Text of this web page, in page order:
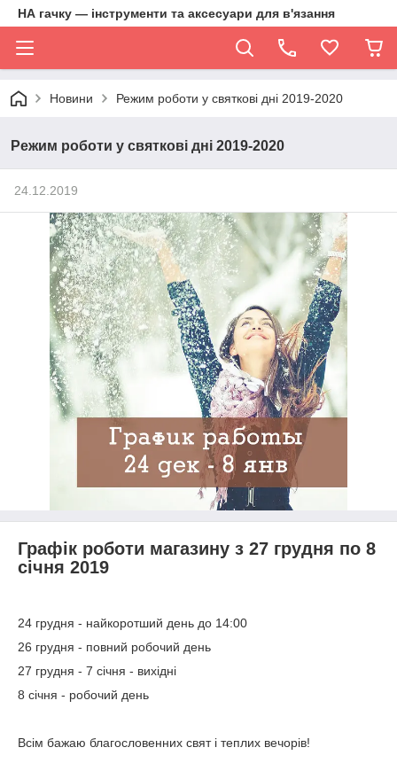
НА гачку — інструменти та аксесуари для в'язання
Новини Режим роботи у святкові дні 2019-2020
Режим роботи у святкові дні 2019-2020
24.12.2019
Графік роботи магазину з 27 грудня по 8
січня 2019
24 грудня - найкоротший день до 14:00
26 грудня - повний робочий день
27 грудня - 7 січня - вихідні
8 січня - робочий день
Всім бажаю благословенних свят і теплих вечорів!